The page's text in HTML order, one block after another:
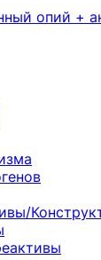
опий +